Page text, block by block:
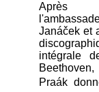
Après
Janáček et
intégrale
Praák